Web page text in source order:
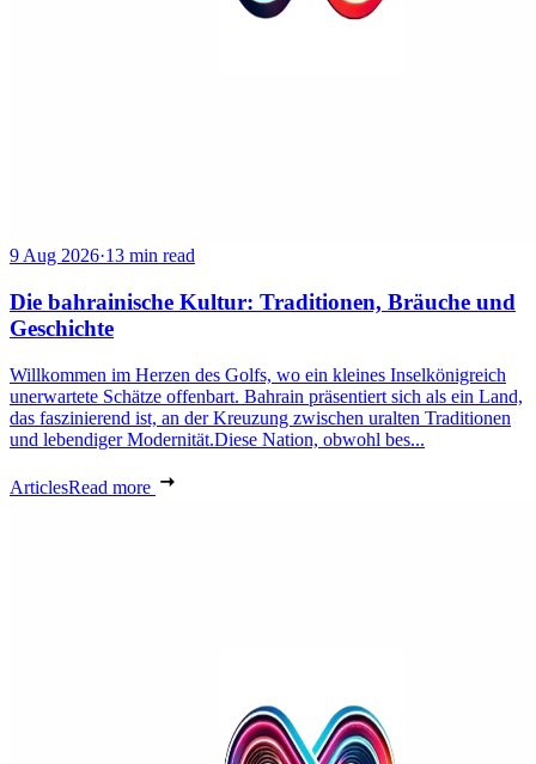
9 Aug 2026·13 min read
Die bahrainische Kultur: Traditionen, Bräuche und
Geschichte
Willkommen im Herzen des Golfs, wo ein kleines Inselkönigreich
unerwartete Schätze offenbart. Bahrain präsentiert sich als ein Land,
das faszinierend ist, an der Kreuzung zwischen uralten Traditionen
und lebendiger Modernität.Diese Nation, obwohl bes...
ArticlesRead more